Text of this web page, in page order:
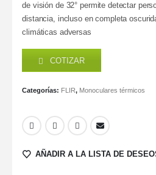
de visión de 32° permite detectar
distancia, incluso en completa
climáticas adversas
COTIZAR
Categorías: FLIR, Monoculares térmicos
AÑADIR A LA LISTA DE